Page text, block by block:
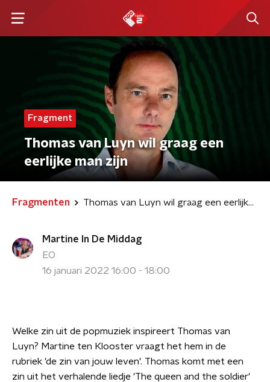
Fragment
Thomas van Luyn wil graag een
eerlijke man zijn
Fragmenten Thomas van Luyn wil graag een eerlijke man zijn
Martine In De Middag
EO
16 januari 2022 16:00 - 18:00
Welke zin uit de popmuziek inspireert Thomas van
Luyn? Martine ten Klooster vraagt het hem in de
rubriek 'de zin van jouw leven'. Thomas komt met een
zin uit het verhalende liedje 'The queen and the soldier'